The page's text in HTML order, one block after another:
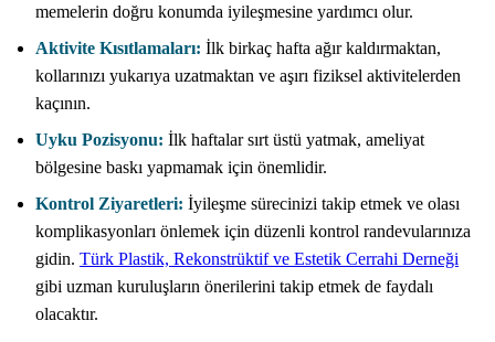
memelerin doğru konumda iyileşmesine yardımcı olur.
Aktivite Kısıtlamaları: İlk birkaç hafta ağır kaldırmaktan,
kollarınızı yukarıya uzatmaktan ve aşırı fiziksel aktivitelerden
kaçının.
Uyku Pozisyonu: İlk haftalar sırt üstü yatmak, ameliyat
bölgesine baskı yapmamak için önemlidir.
Kontrol Ziyaretleri: İyileşme sürecinizi takip etmek ve olası
komplikasyonları önlemek için düzenli kontrol randevularınıza
gidin. Türk Plastik, Rekonstrüktif ve Estetik Cerrahi Derneği
gibi uzman kuruluşların önerilerini takip etmek de faydalı
olacaktır.